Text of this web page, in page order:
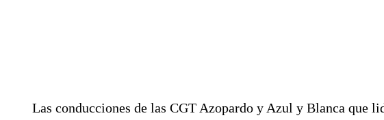
Las conducciones de las CGT Azopardo y Azul y Blanca que